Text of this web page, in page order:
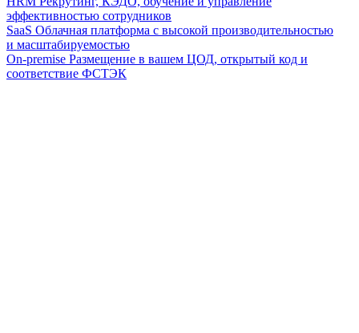
эффективностью сотрудников
SaaS Облачная платформа с высокой производительностью
и масштабируемостью
On-premise Размещение в вашем ЦОД, открытый код и
соответствие ФСТЭК